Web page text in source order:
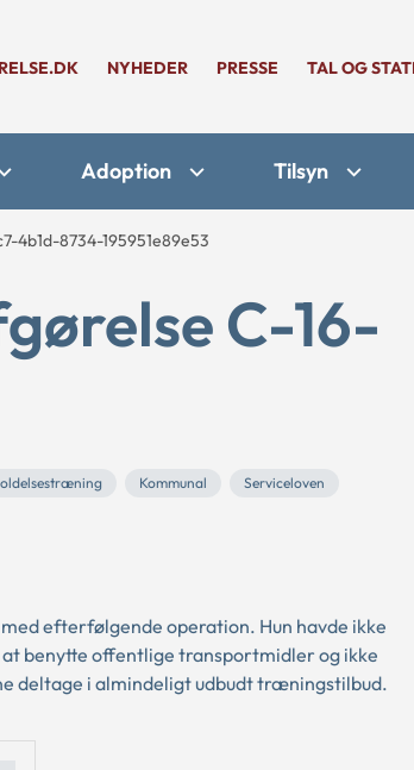
NYHEDER PRESSE TAL OG
Adoption Tilsyn
4b1d-8734-195951e89e53
C-16-
Kommunal
Serviceloven
efterfølgende operation. Hun havde ikke
benytte offentlige transportmidler og ikke
deltage i almindeligt udbudt træningstilbud.